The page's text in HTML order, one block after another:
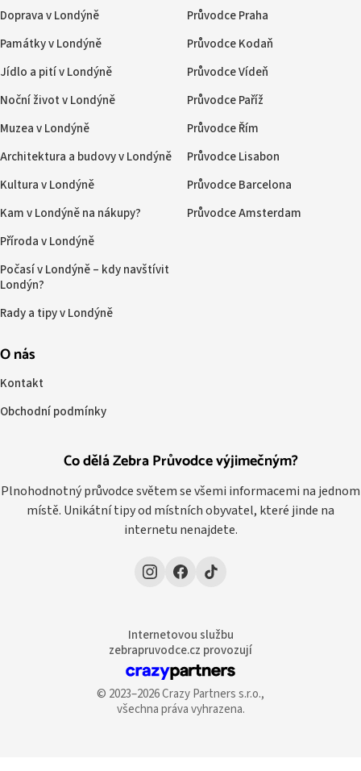
Co dělá Zebra Průvodce výjimečným?
Plnohodnotný průvodce světem se všemi informacemi na jednom
místě. Unikátní tipy od místních obyvatel, které jinde na
internetu nenajdete.
Doprava v Londýně
Památky v Londýně
Jídlo a pití v Londýně
Noční život v Londýně
Muzea v Londýně
Architektura a budovy v Londýně
Kultura v Londýně
Kam v Londýně na nákupy?
Příroda v Londýně
Počasí v Londýně – kdy navštívit
Londýn?
Rady a tipy v Londýně
Průvodce Praha
Průvodce Kodaň
Průvodce Vídeň
Průvodce Paříž
Průvodce Řím
Průvodce Lisabon
Průvodce Barcelona
Průvodce Amsterdam
O nás
Kontakt
Obchodní podmínky
Internetovou službu
zebrapruvodce.cz provozují
© 2023–2026 Crazy Partners s.r.o.,
všechna práva vyhrazena.